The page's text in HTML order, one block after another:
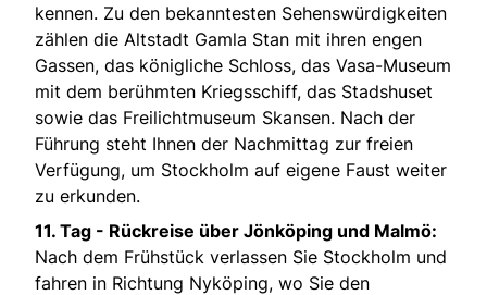
kennen. Zu den bekanntesten Sehenswürdigkeiten
zählen die Altstadt Gamla Stan mit ihren engen
Gassen, das königliche Schloss, das Vasa-Museum
mit dem berühmten Kriegsschiff, das Stadshuset
sowie das Freilichtmuseum Skansen. Nach der
Führung steht Ihnen der Nachmittag zur freien
Verfügung, um Stockholm auf eigene Faust weiter
zu erkunden.
11. Tag - Rückreise über Jönköping und Malmö:
Nach dem Frühstück verlassen Sie Stockholm und
fahren in Richtung Nyköping, wo Sie den